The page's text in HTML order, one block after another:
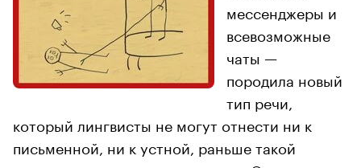
мессенджеры и
всевозможные
чаты —
породила новый
тип речи,
который лингвисты не могут отнести ни к
письменной, ни к устной, раньше такой